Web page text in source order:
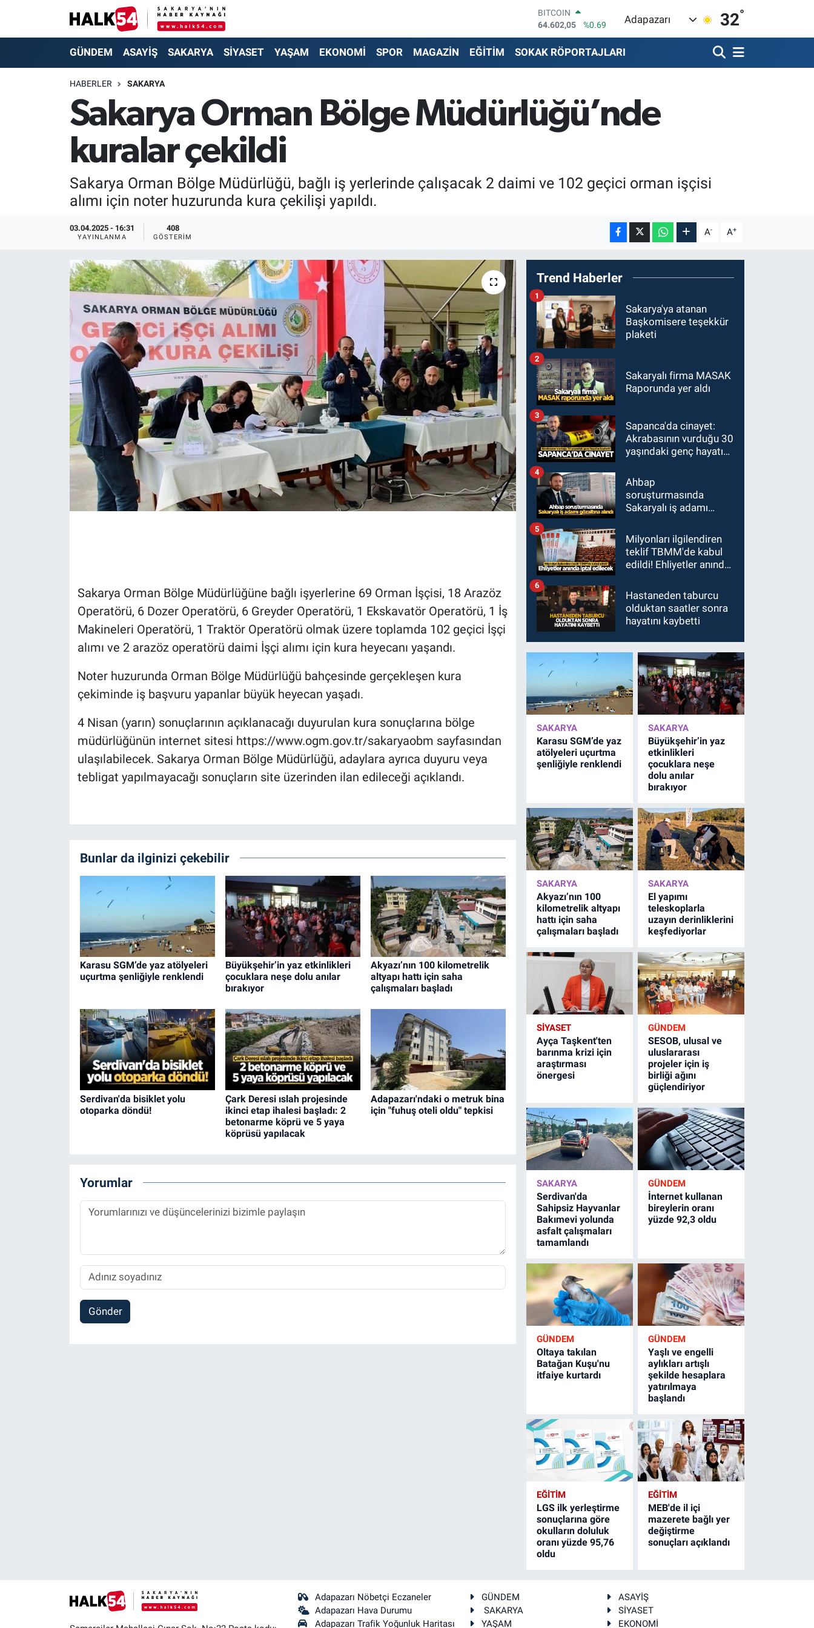
BITCOIN
64.602,05
%0.69
47,5986
%0.06
EURO
55,0700
%0.1
GRAM ALTIN
6513.94
%0.32
BİST100
Adapazarı 32°
GÜNDEM ASAYİŞ SAKARYA SİYASET YAŞAM EKONOMİ SPOR MAGAZİN EĞİTİM SOKAK RÖPORTAJLARI
HABERLER SAKARYA
Sakarya Orman Bölge Müdürlüğü’nde
kuralar çekildi
Sakarya Orman Bölge Müdürlüğü, bağlı iş yerlerinde çalışacak 2 daimi ve 102 geçici orman işçisi
alımı için noter huzurunda kura çekilişi yapıldı.
03.04.2025 - 16:31
YAYINLANMA
408
GÖSTERIM A- A+
Sakarya Orman Bölge Müdürlüğüne bağlı işyerlerine 69 Orman İşçisi, 18 Arazöz
Operatörü, 6 Dozer Operatörü, 6 Greyder Operatörü, 1 Ekskavatör Operatörü, 1 İş
Makineleri Operatörü, 1 Traktör Operatörü olmak üzere toplamda 102 geçici İşçi
alımı ve 2 arazöz operatörü daimi İşçi alımı için kura heyecanı yaşandı.
Noter huzurunda Orman Bölge Müdürlüğü bahçesinde gerçekleşen kura
çekiminde iş başvuru yapanlar büyük heyecan yaşadı.
4 Nisan (yarın) sonuçlarının açıklanacağı duyurulan kura sonuçlarına bölge
müdürlüğünün internet sitesi https://www.ogm.gov.tr/sakaryaobm sayfasından
ulaşılabilecek. Sakarya Orman Bölge Müdürlüğü, adaylara ayrıca duyuru veya
tebligat yapılmayacağı sonuçların site üzerinden ilan edileceği açıklandı.
Bunlar da ilginizi çekebilir
Karasu SGM’de yaz atölyeleri
uçurtma şenliğiyle renklendi
Büyükşehir’in yaz etkinlikleri
çocuklara neşe dolu anılar
bırakıyor
Akyazı’nın 100 kilometrelik
altyapı hattı için saha
çalışmaları başladı
Serdivan'da bisiklet yolu
otoparka döndü!
Çark Deresi ıslah projesinde
ikinci etap ihalesi başladı: 2
betonarme köprü ve 5 yaya
köprüsü yapılacak
Adapazarı'ndaki o metruk bina
için "fuhuş oteli oldu" tepkisi
Yorumlar
Gönder
Trend Haberler
Sakarya'ya atanan
Başkomisere teşekkür
plaketi
1
Sakaryalı firma MASAK
Raporunda yer aldı
2
Sapanca'da cinayet:
Akrabasının vurduğu 30
yaşındaki genç hayatını
3
Ahbap
soruşturmasında
Sakaryalı iş adamı
4
Milyonları ilgilendiren
teklif TBMM'de kabul
edildi! Ehliyetler anında
5
Hastaneden taburcu
olduktan saatler sonra
hayatını kaybetti
6
SAKARYA
Karasu SGM’de yaz
atölyeleri uçurtma
şenliğiyle renklendi
SAKARYA
Büyükşehir’in yaz
etkinlikleri
çocuklara neşe
dolu anılar
bırakıyor
SAKARYA
Akyazı’nın 100
kilometrelik altyapı
hattı için saha
çalışmaları başladı
SAKARYA
El yapımı
teleskoplarla
uzayın derinliklerini
keşfediyorlar
SİYASET
Ayça Taşkent'ten
barınma krizi için
araştırması
önergesi
GÜNDEM
SESOB, ulusal ve
uluslararası
projeler için iş
birliği ağını
güçlendiriyor
SAKARYA
Serdivan'da
Sahipsiz Hayvanlar
Bakımevi yolunda
asfalt çalışmaları
tamamlandı
GÜNDEM
İnternet kullanan
bireylerin oranı
yüzde 92,3 oldu
GÜNDEM
Oltaya takılan
Batağan Kuşu'nu
itfaiye kurtardı
GÜNDEM
Yaşlı ve engelli
aylıkları artışlı
şekilde hesaplara
yatırılmaya
başlandı
EĞİTİM
LGS ilk yerleştirme
sonuçlarına göre
okulların doluluk
oranı yüzde 95,76
oldu
EĞİTİM
MEB'de il içi
mazerete bağlı yer
değiştirme
sonuçları açıklandı
Adapazarı Nöbetçi Eczaneler
Adapazarı Hava Durumu
Adapazarı Trafik Yoğunluk Haritası
GÜNDEM
ASAYİŞ
SAKARYA
SİYASET
YAŞAM
EKONOMİ
GÜNDEM
SAKARYA
EKONOMİ
SOKAK RÖPORTAJLARI
EĞİTİM
MAGAZİN
ÖZEL HABER
HALK54 PANORAMA
Adapazarı Nöbetçi Eczaneler
Adapazarı Trafik Yoğunluk Haritası
Süper Lig Puan Durumu ve Fikstür
Son Dakika Haberleri
Haber Arşivi